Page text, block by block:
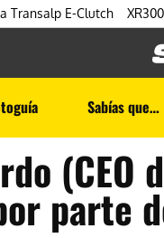
Transalp E-Clutch
Sabías que…
parte